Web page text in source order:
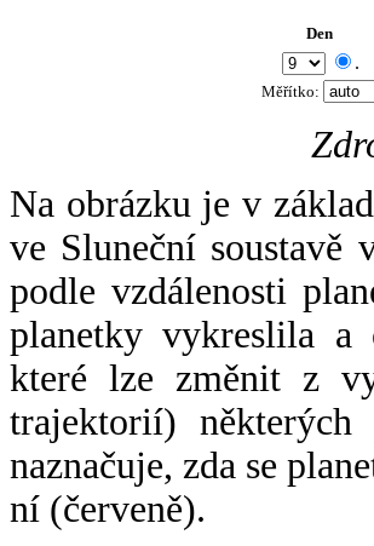
Den
.
Měřítko:
Na obrázku je v
ve Sluneční
podle vzdálenosti
planetky vykreslila a
které lze změnit z
trajektorií) některých
naznačuje, zda se
ní (červeně).